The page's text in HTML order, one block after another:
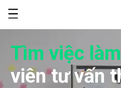
Tìm việc làm
viên tư vấn